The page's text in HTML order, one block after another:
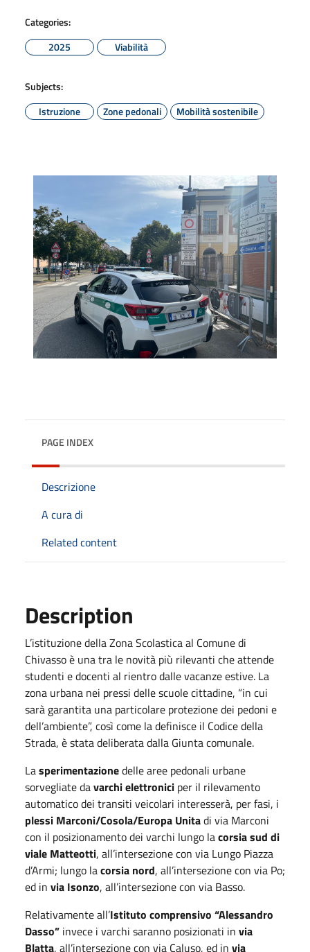
Categories:
2025
Viabilità
Subjects:
Istruzione
Zone pedonali Mobilità sostenibile
PAGE INDEX
Descrizione
A cura di
Related content
Description
L’istituzione della Zona Scolastica al Comune di
Chivasso è una tra le novità più rilevanti che attende
studenti e docenti al rientro dalle vacanze estive. La
zona urbana nei pressi delle scuole cittadine, “in cui
sarà garantita una particolare protezione dei pedoni e
dell’ambiente”, così come la definisce il Codice della
Strada, è stata deliberata dalla Giunta comunale.
Lasperimentazionedelle aree pedonali urbane
sorvegliate davarchi elettronici per il rilevamento
automatico dei transiti veicolari interesserà, per fasi, i
plessi Marconi/Cosola/Europa Unitadi via Marconi
con il posizionamento dei varchi lungo lacorsia sud di
viale Matteotti, all’intersezione con via Lungo Piazza
d’Armi; lungo lacorsia nord, all’intersezione con via Po;
ed in via Isonzo, all’intersezione con via Basso.
Relativamente all’Istituto comprensivo “Alessandro
Dasso” invece i varchi saranno posizionati in via
Blatta, all’intersezione con via Caluso, ed in via